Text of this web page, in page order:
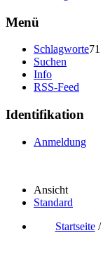
Menü
Schlagworte71
Suchen
Info
RSS-Feed
Identifikation
Anmeldung
Ansicht
Standard
Startseite/